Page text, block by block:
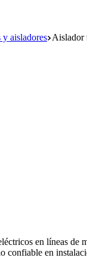
aisladores Aislador
en líneas de
confiable en